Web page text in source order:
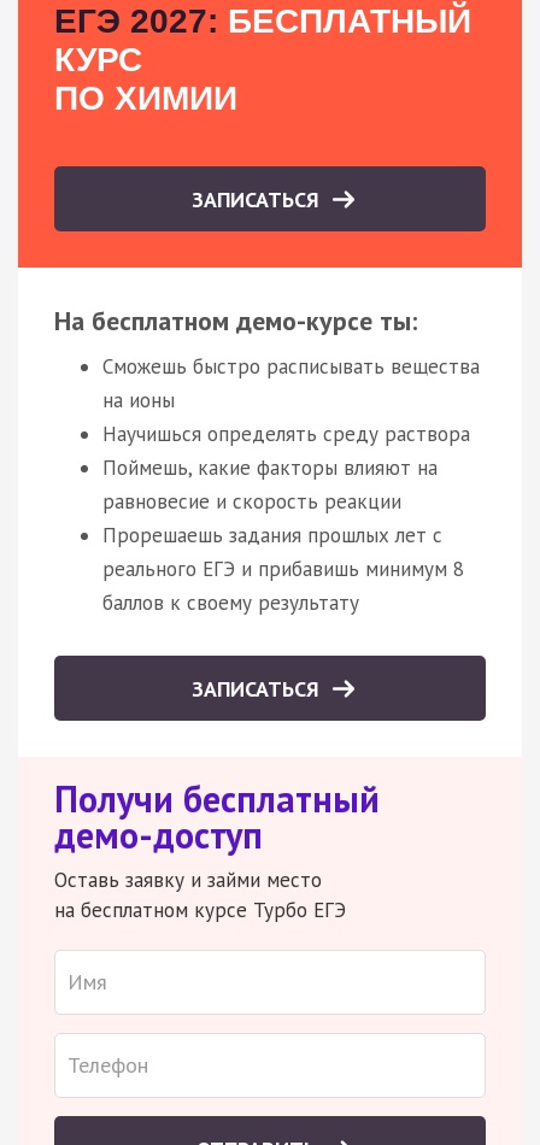
ЕГЭ 2027: БЕСПЛАТНЫЙ
КУРС
ПО ХИМИИ
ЗАПИСАТЬСЯ
На бесплатном демо-курсе ты:
Сможешь быстро расписывать вещества
на ионы
Научишься определять среду раствора
Поймешь, какие факторы влияют на
равновесие и скорость реакции
Прорешаешь задания прошлых лет с
реального ЕГЭ и прибавишь минимум 8
баллов к своему результату
ЗАПИСАТЬСЯ
Получи бесплатный
демо-доступ
Оставь заявку и займи место
на бесплатном курсе Турбо ЕГЭ